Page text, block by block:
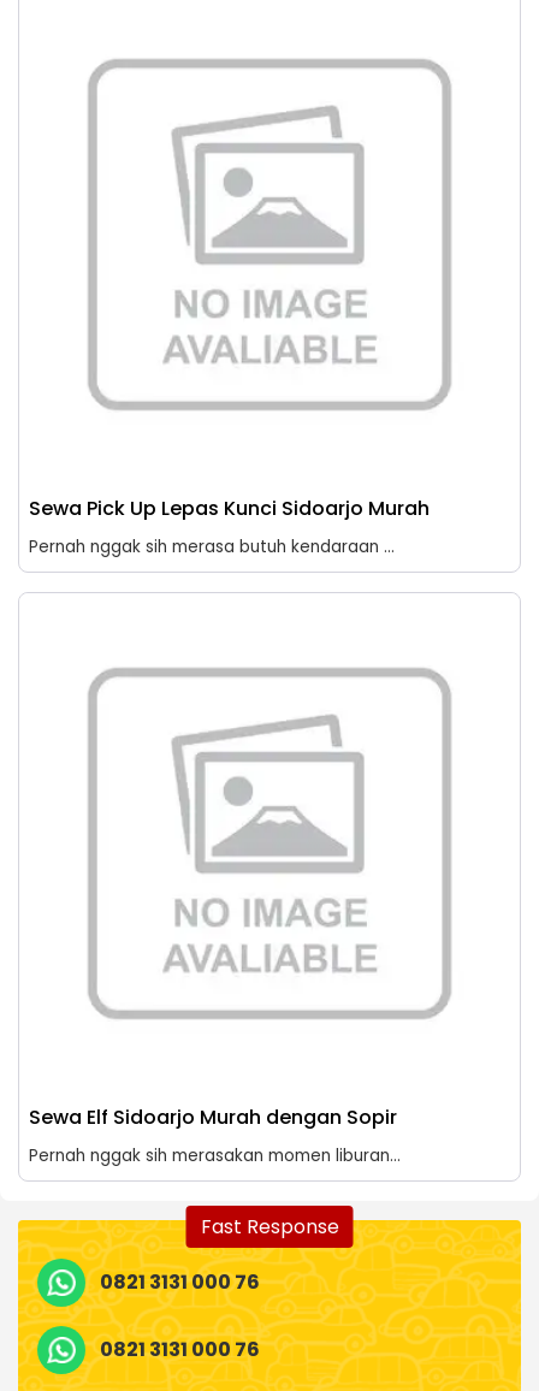
Sewa Pick Up Lepas Kunci Sidoarjo Murah
Pernah nggak sih merasa butuh kendaraan ...
Sewa Elf Sidoarjo Murah dengan Sopir
Pernah nggak sih merasakan momen liburan...
Fast Response
0821 3131 000 76
0821 3131 000 76